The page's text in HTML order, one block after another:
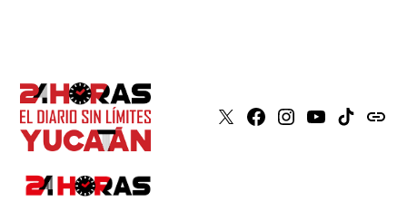
X Faceboook
Instagram
YoutubeTiktokissuu